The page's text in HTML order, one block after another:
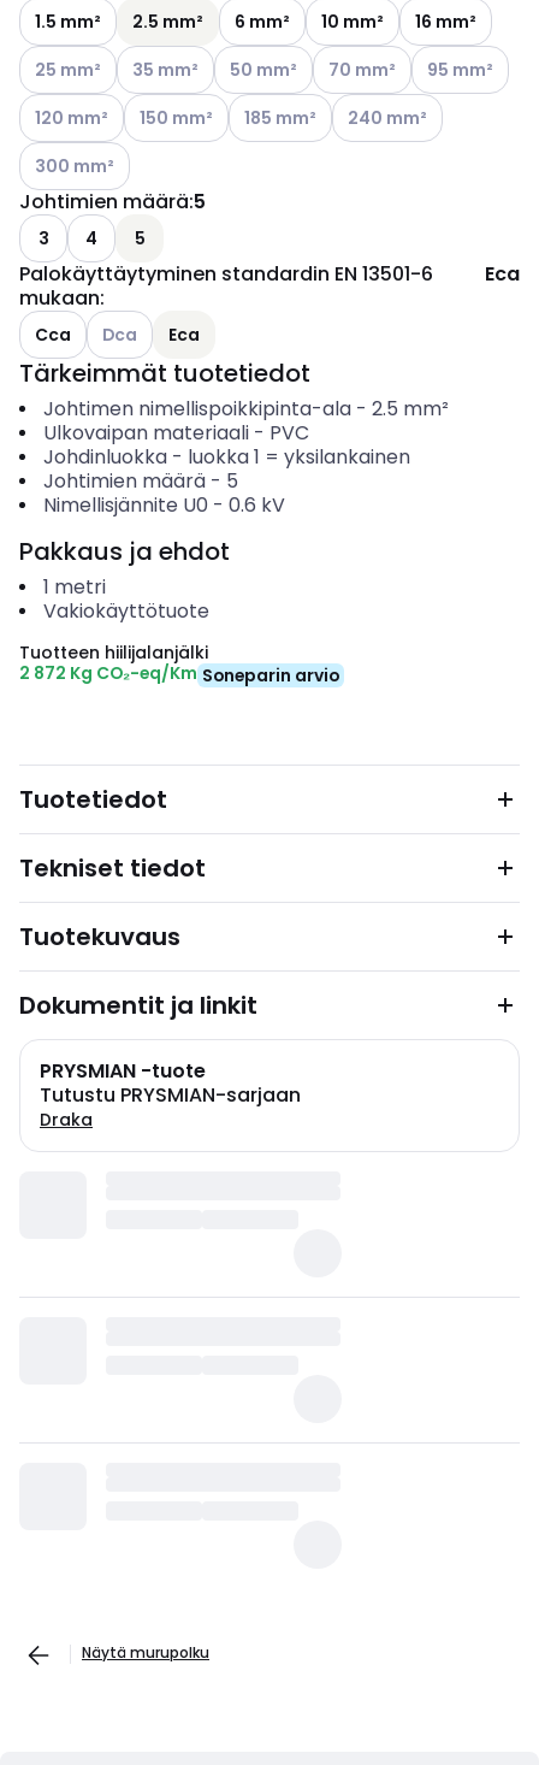
1.5 mm² 2.5 mm² 6 mm² 10 mm²
16 mm²
Katso käytettävissä olevat vaihtoehdot
25 mm² Katso käytettävissä olevat vaihtoehdot
35 mm² Katso käytettävissä olevat
50 mm² Katso käytettävissä
70 mm² Katso
95 mm²
Katso käytettävissä olevat vaihtoehdot
120 mm² Katso käytettävissä olevat vaihtoehdot
150 mm² Katso käytettävissä olevat
185 mm² Katso käytettävissä
240 mm²
Katso käytettävissä olevat vaihtoehdot
300 mm²
Johtimien määrä:5
3 4 5
Palokäyttäytyminen standardin EN 13501-6
mukaan:
Eca
Cca Katso käytettävissä olevat vaihtoehdot
Dca Eca
Tärkeimmät tuotetiedot
Johtimen nimellispoikkipinta-ala- 2.5 mm²
Ulkovaipan materiaali- PVC
Johdinluokka- luokka 1 = yksilankainen
Johtimien määrä- 5
Nimellisjännite U0 - 0.6 kV
Pakkaus ja ehdot
1 metri
Vakiokäyttötuote
Tuotteen hiilijalanjälki
2 872 Kg CO₂-eq/Km Soneparin arvio
Tuotetiedot
Tekniset tiedot
Tuotekuvaus
Dokumentit ja linkit
PRYSMIAN -tuote
Tutustu PRYSMIAN-sarjaan
Draka
Näytä murupolku